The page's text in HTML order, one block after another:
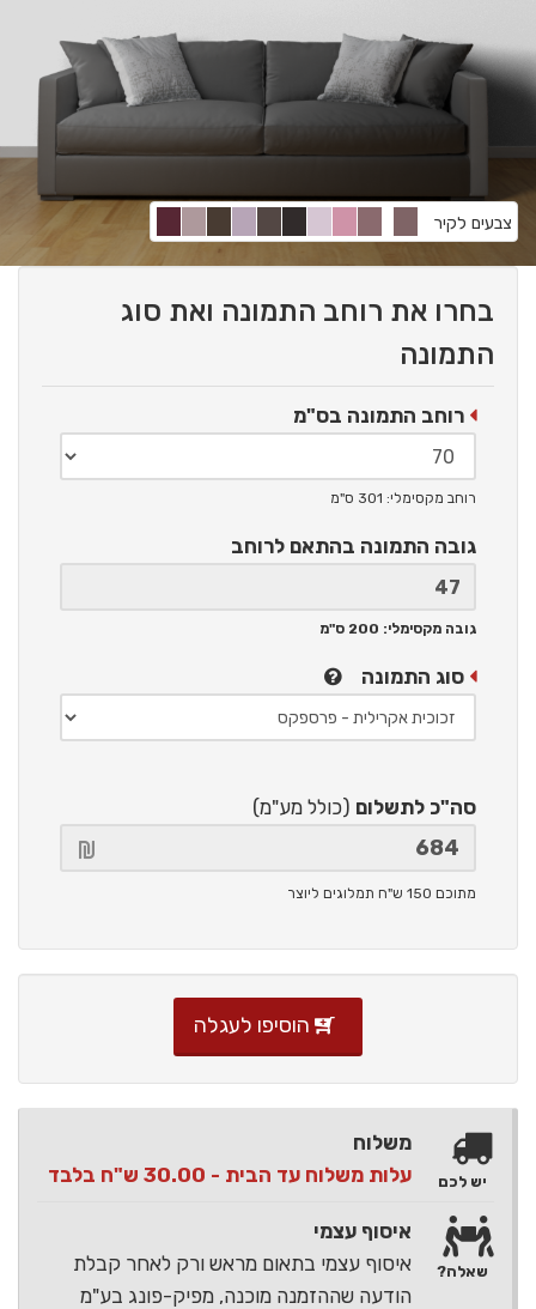
צבעים לקיר
בחרו את רוחב התמונה ואת סוג
התמונה
רוחב התמונה בס"מ
רוחב מקסימלי: 301 ס"מ
גובה התמונה בהתאם לרוחב
גובה מקסימלי: 200 ס"מ
סוג התמונה
סה"כ לתשלום (כולל מע"מ)
מתוכם 150 ש"ח תמלוגים ליוצר
הוסיפו לעגלה
משלוח
עלות משלוח עד הבית - 30.00 ש"ח בלבד
איסוף עצמי
איסוף עצמי בתאום מראש ורק לאחר קבלת
הודעה שההזמנה מוכנה, מפיק-פונג בע"מ
יש לכם
שאלה?